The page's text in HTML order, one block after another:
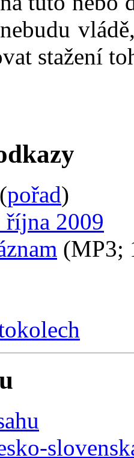
stažení
(pořad)
2009
(MP3;